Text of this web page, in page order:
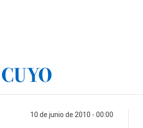
10 de junio de 2010 - 00:00